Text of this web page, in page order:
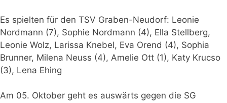
Verein
Sportangebote
Beiträge
Kalender
Es spielten für den TSV Graben-Neudorf: Leonie
Nordmann (7), Sophie Nordmann (4), Ella Stellberg,
Leonie Wolz, Larissa Knebel, Eva Orend (4), Sophia
Brunner, Milena Neuss (4), Amelie Ott (1), Katy Krucso
(3), Lena Ehing
Am 05. Oktober geht es auswärts gegen die SG